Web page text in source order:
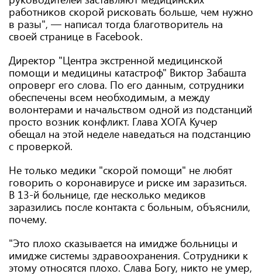
работников скорой рисковать больше, чем нужно
в разы", — написал тогда благотворитель на
своей странице в Facebook.
Директор "Центра экстренной медицинской
помощи и медицины катастроф" Виктор Забашта
опроверг его слова. По его данным, сотрудники
обеспечены всем необходимым, а между
волонтерами и начальством одной из подстанций
просто возник конфликт. Глава ХОГА Кучер
обещал на этой неделе наведаться на подстанцию
с проверкой.
Не только медики "скорой помощи" не любят
говорить о коронавирусе и риске им заразиться.
В 13-й больнице, где несколько медиков
заразились после контакта с больным, объяснили,
почему.
"Это плохо сказывается на имидже больницы и
имидже системы здравоохранения. Сотрудники к
этому относятся плохо. Слава Богу, никто не умер,